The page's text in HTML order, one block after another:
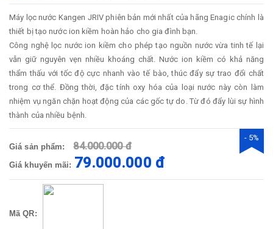
Máy lọc nước Kangen JRIV phiên bản mới nhất của hãng Enagic chính là
thiết bị tạo nước ion kiềm hoàn hảo cho gia đình bạn.
Công nghệ lọc nước ion kiềm cho phép tạo nguồn nước vừa tinh tế lại
vẫn giữ nguyên vẹn nhiều khoáng chất. Nước ion kiềm có khả năng
thẩm thấu với tốc độ cực nhanh vào tế bào, thúc đẩy sự trao đổi chất
trong cơ thể. Đồng thời, đặc tính oxy hóa của loại nước này còn làm
nhiệm vụ ngăn chặn hoạt động của các gốc tự do. Từ đó đẩy lùi sự hình
thành của nhiều bệnh.
Giá sản phẩm: 84.000.000 đ
Giá khuyến mãi: 79.000.000 đ
- 5%
Mã QR: